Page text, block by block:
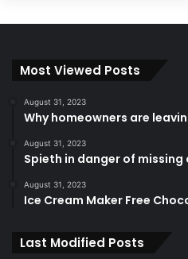
Most Viewed Posts
August 31, 2023
Why homeowners are
August 31, 2023
Spieth in danger of missing
August 31, 2023
Ice Cream Maker Free
Last Modified Posts